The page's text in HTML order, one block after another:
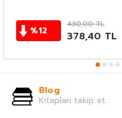
%12
430,00TL
378,40 TL
Blog
Kitapları takip et.